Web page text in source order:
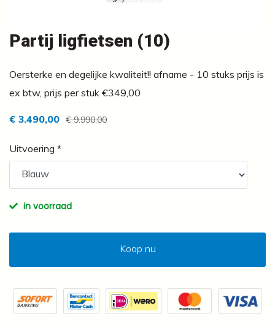
Partij ligfietsen (10)
Oersterke en degelijke kwaliteit!! afname - 10 stuks prijs is
ex btw, prijs per stuk €349,00
€ 3.490,00 € 9.990,00
Uitvoering *
in voorraad
Koop nu